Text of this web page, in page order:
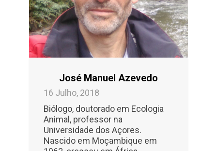
José Manuel Azevedo
16 Julho, 2018
Biólogo, doutorado em Ecologia
Animal, professor na
Universidade dos Açores.
Nascido em Moçambique em